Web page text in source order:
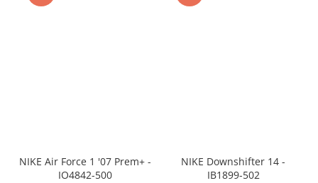
NIKE Air Force 1 '07 Prem+ -
IO4842-500
NIKE Downshifter 14 -
IB1899-502